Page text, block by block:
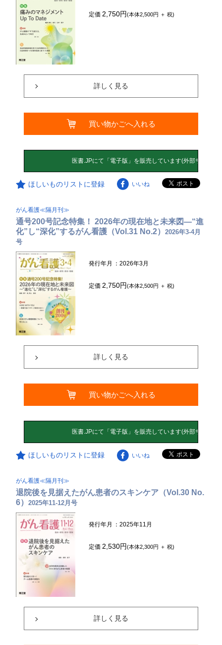
定価 2,750円(本体2,500円 ＋ 税)
詳しく見る
買い物かごへ入れる
ほしいものリストに登録 いいね
がん看護≪隔月刊≫
通号200号記念特集！ 2026年の現在地と未来図―“進
化”し“深化”するがん看護（Vol.31 No.2）2026年3-4月
号
発行年月 ：2026年3月
定価 2,750円(本体2,500円 ＋ 税)
詳しく見る
買い物かごへ入れる
ほしいものリストに登録 いいね
がん看護≪隔月刊≫
退院後を見据えたがん患者のスキンケア（Vol.30 No.
6）2025年11-12月号
発行年月 ：2025年11月
定価2,530円(本体2,300円 ＋ 税)
詳しく見る